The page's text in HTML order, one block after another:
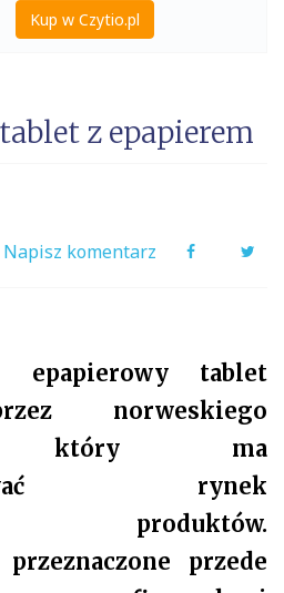
Kup w Czytio.pl
z epapierem
Napisz komentarz Facebook
epapierowy tablet
norweskiego
który ma
rynek
produktów.
przede